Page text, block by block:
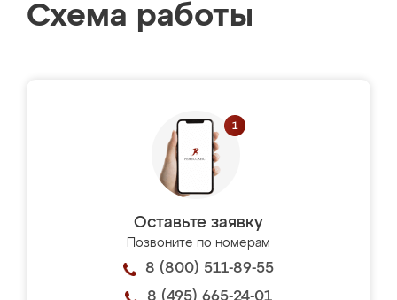
Схема работы
Оставьте заявку
Позвоните по номерам
8 (800) 511-89-55
8 (495) 665-24-01